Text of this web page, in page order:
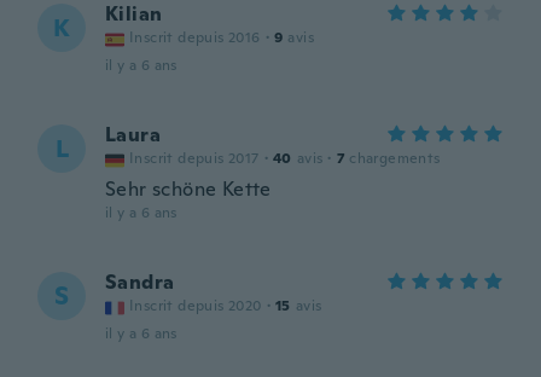
K Kilian
Inscrit depuis 2016 · 9 avis
il y a 6 ans
L Laura
Inscrit depuis 2017 · 40 avis · 7 chargements
Sehr schöne Kette
il y a 6 ans
S Sandra
Inscrit depuis 2020 · 15 avis
il y a 6 ans